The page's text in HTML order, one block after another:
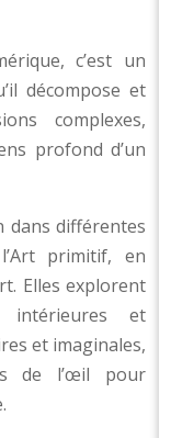
c’est un
décompose et
complexes,
profond d’un
différentes
primitif, en
Elles explorent
intérieures et
et imaginales,
de l’œil pour